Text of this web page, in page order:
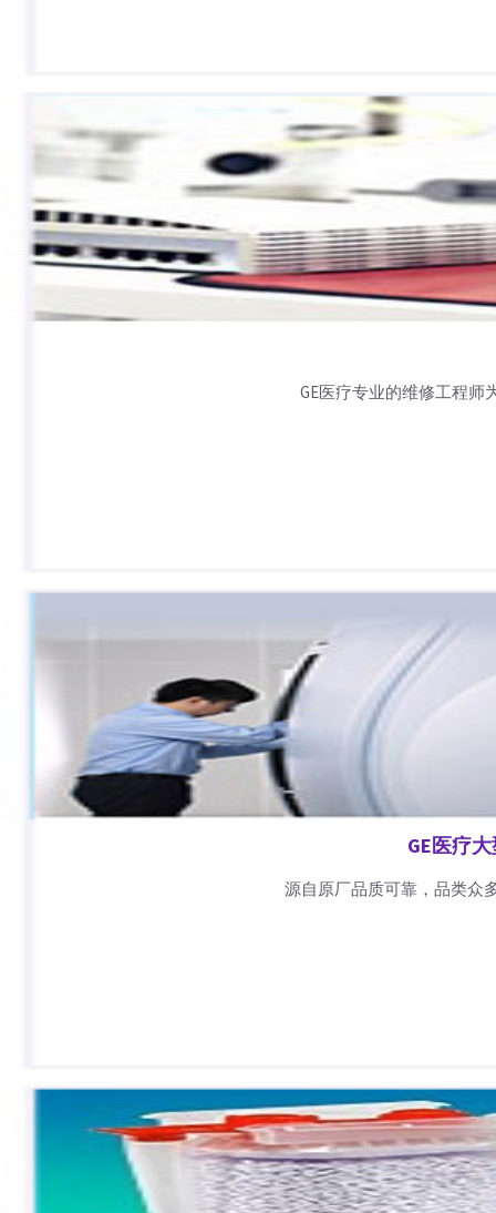
GE医疗专业的维修工程
GE医疗
源自原厂品质可靠，品类众